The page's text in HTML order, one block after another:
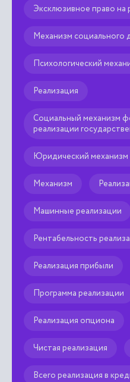
Эксклюзивное право
Механизм социального
Психологический
Реализация
Социальный механизм
реализации
Юридический механизм
Механизм
Машинные реализации
Рентабельность
Реализация прибыли
Программа реализации
Реализация опциона
Чистая реализация
Всего реализация в